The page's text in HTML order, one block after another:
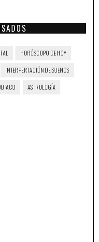
HORÓSCOPO DE HOY
INTERPERTACIÓN DE SUEÑOS
ASTROLOGÍA